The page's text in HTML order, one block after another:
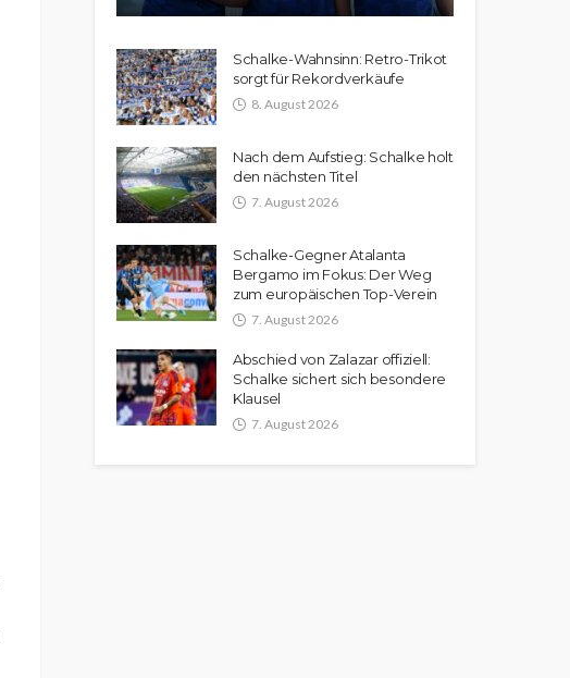
Schalke-Wahnsinn: Retro-Trikot
sorgt für Rekordverkäufe
8. August 2026
Nach dem Aufstieg: Schalke holt
den nächsten Titel
7. August 2026
Schalke-Gegner Atalanta
Bergamo im Fokus: Der Weg
zum europäischen Top-Verein
7. August 2026
Abschied von Zalazar offiziell:
Schalke sichert sich besondere
Klausel
7. August 2026